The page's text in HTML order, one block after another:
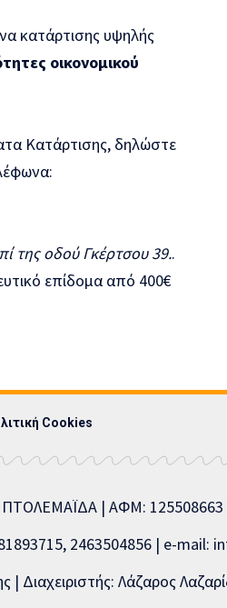
κατάρτισης υψηλής
οικονομικού
Κατάρτισης, δηλώστε
της οδού Γκέρτσου 39..
Cookies
ΠΤΟΛΕΜΑΪΔΑ | ΑΦΜ:
2463504856 | e-mail:
Λάζαρος